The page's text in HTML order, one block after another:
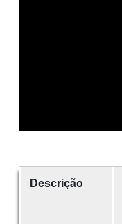
Descrição